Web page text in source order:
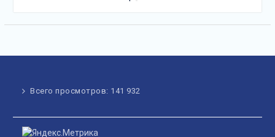
Всего просмотров: 141 932